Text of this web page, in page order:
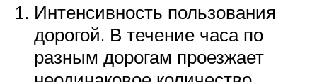
Интенсивность пользования
дорогой. В течение часа по
разным дорогам проезжает